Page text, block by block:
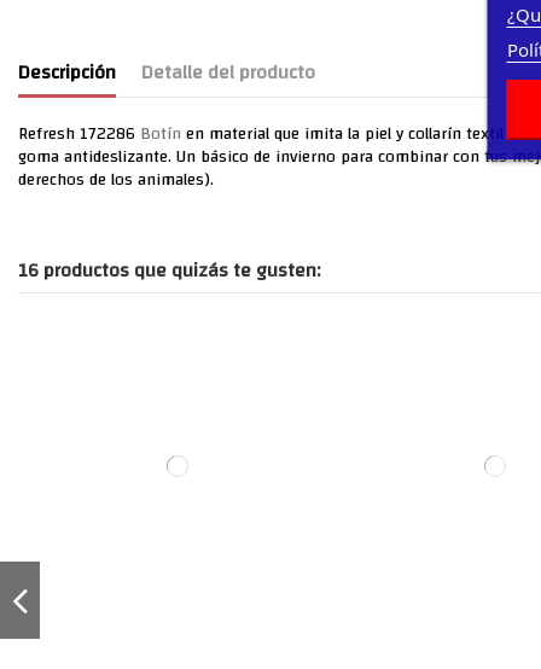
Descripción Detalle del producto
Refresh 172286Botínen material que imita la piel y collarín textil
goma antideslizante. Un básico de invierno para combinar con tus
derechos de los animales).
16 productos que quizás te gusten: